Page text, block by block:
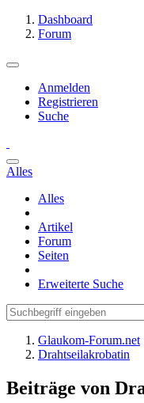
Dashboard
Forum
Anmelden
Registrieren
Suche
Alles
Alles
Artikel
Forum
Seiten
Erweiterte Suche
Glaukom-Forum.net
Drahtseilakrobatin
Beiträge von